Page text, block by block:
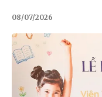
08/07/2026